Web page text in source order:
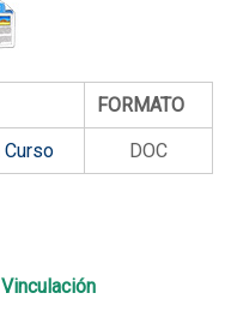
FORMATO
DOC